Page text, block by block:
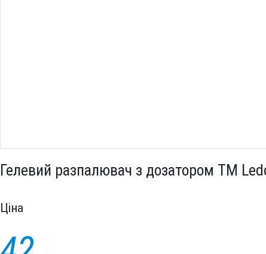
Гелевий разпалювач з дозатором TM
Цiна